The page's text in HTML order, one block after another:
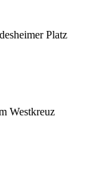
Platz
Westkreuz